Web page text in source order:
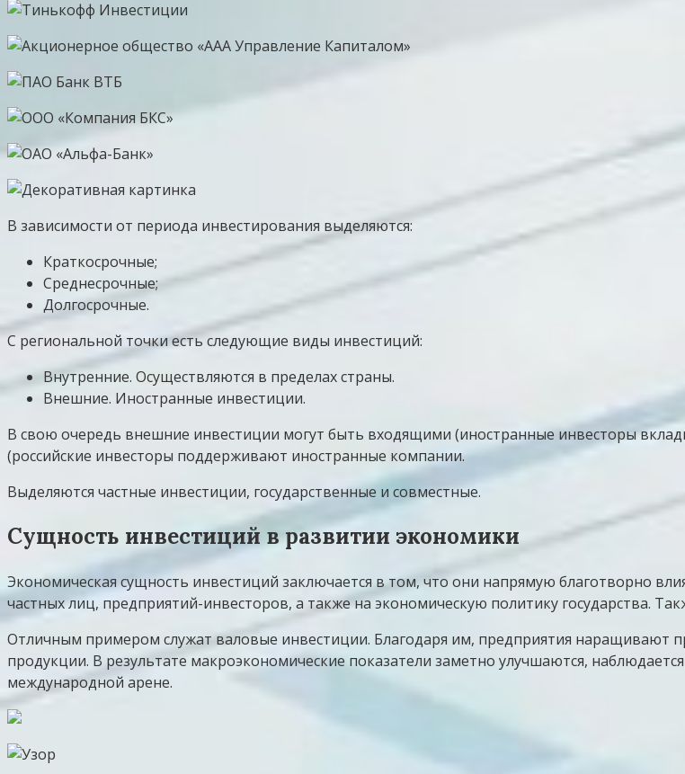
В зависимости от периода инвестирования выделяются:
Краткосрочные;
Среднесрочные;
Долгосрочные.
С региональной точки есть следующие виды инвестиций:
Внутренние. Осуществляются в пределах страны.
Внешние. Иностранные инвестиции.
В свою очередь внешние инвестиции могут быть входящими (иностранные инвесторы
(российские инвесторы поддерживают иностранные компании.
Выделяются частные инвестиции, государственные и совместные.
Сущность инвестиций в развитии экономики
Экономическая сущность инвестиций заключается в том, что они напрямую благотворно
частных лиц, предприятий-инвесторов, а также на экономическую политику государства.
Отличным примером служат валовые инвестиции. Благодаря им, предприятия наращивают
продукции. В результате макроэкономические показатели заметно улучшаются,
международной арене.